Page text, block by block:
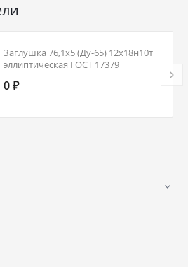
Заглушка 76,1х5 (Ду-65) 12х18н10т
эллиптическая ГОСТ 17379
0 ₽